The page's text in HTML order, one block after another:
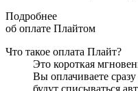
Подробнее
об оплате Плайтом
Что такое оплата Плайт?
Это короткая
Вы оплачиваете сразу